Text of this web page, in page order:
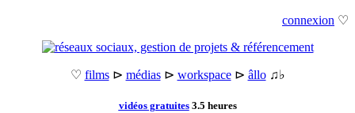
connexion ♡
♡ films⊳ médias⊳ workspace⊳ âllo♫♭
vidéos gratuites3.5 heures